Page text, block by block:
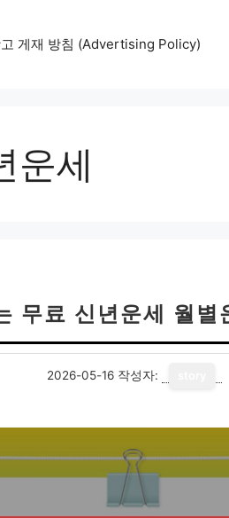
게재 방침 (Advertising Policy)
운세
무료 신년운세 월별
2026-05-16 작성자: